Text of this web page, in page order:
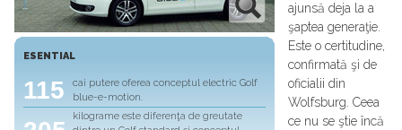
ESENTIAL
115
cai putere oferea conceptul electric Golf
blue-e-motion.
kilograme este diferenţa de greutate
ajunsă deja la a
şaptea generaţie.
Este o certitudine,
confirmată şi de
oficialii din
Wolfsburg. Ceea
ce nu se ştie încă